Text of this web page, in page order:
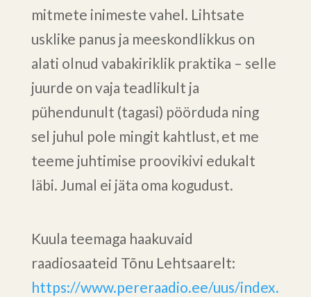
mitmete inimeste vahel. Lihtsate
usklike panus ja meeskondlikkus on
alati olnud vabakiriklik praktika – selle
juurde on vaja teadlikult ja
pühendunult (tagasi) pöörduda ning
sel juhul pole mingit kahtlust, et me
teeme juhtimise proovikivi edukalt
läbi. Jumal ei jäta oma kogudust.
Kuula teemaga haakuvaid
raadiosaateid Tõnu Lehtsaarelt:
https://www.pereraadio.ee/uus/index.